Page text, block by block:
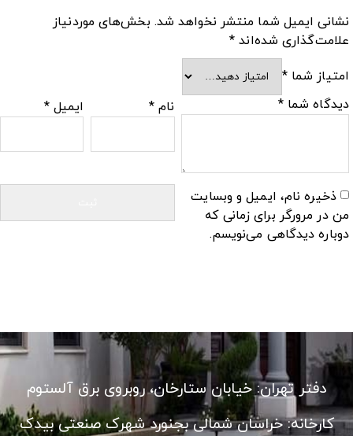
نشانی ایمیل شما منتشر نخواهد شد. بخش‌های موردنیاز
علامت‌گذاری شده‌اند *
امتیاز شما*
دیدگاه شما* نام * ایمیل*
ذخیره نام، ایمیل و وبسایت
من در مرورگر برای زمانی که
دوباره دیدگاهی می‌نویسم.
دفتر تهران: خیابان ستارخان، روبروی برق آلستوم
کارخانه: خراسان شمالی بجنورد شهرک صنعتی بیدک